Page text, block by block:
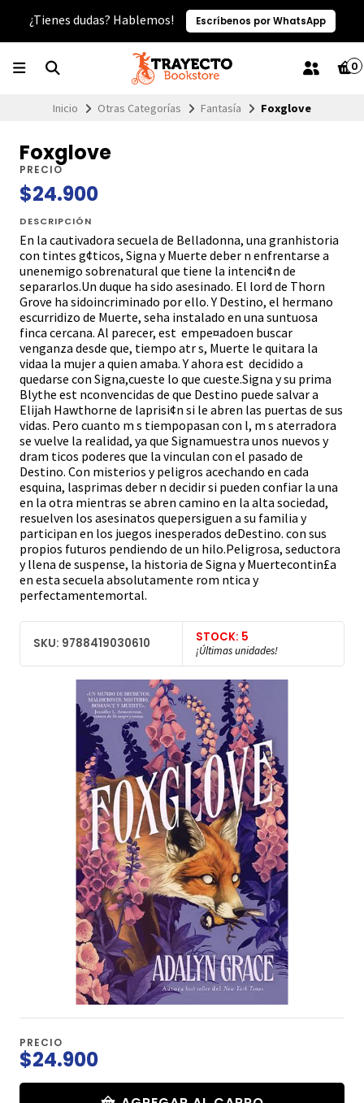
¿Tienes dudas? Hablemos! Escríbenos por WhatsApp
0
Inicio Otras Categorías Fantasía Foxglove
Foxglove
PRECIO
$24.900
DESCRIPCIÓN
En la cautivadora secuela de Belladonna, una granhistoria
con tintes g¢ticos, Signa y Muerte deber n enfrentarse a
unenemigo sobrenatural que tiene la intenci¢n de
separarlos.Un duque ha sido asesinado. El lord de Thorn
Grove ha sidoincriminado por ello. Y Destino, el hermano
escurridizo de Muerte, seha instalado en una suntuosa
finca cercana. Al parecer, est empe¤adoen buscar
venganza desde que, tiempo atr s, Muerte le quitara la
vidaa la mujer a quien amaba. Y ahora est decidido a
quedarse con Signa,cueste lo que cueste.Signa y su prima
Blythe est nconvencidas de que Destino puede salvar a
Elijah Hawthorne de laprisi¢n si le abren las puertas de sus
vidas. Pero cuanto m s tiempopasan con l, m s aterradora
se vuelve la realidad, ya que Signamuestra unos nuevos y
dram ticos poderes que la vinculan con el pasado de
Destino. Con misterios y peligros acechando en cada
esquina, lasprimas deber n decidir si pueden confiar la una
en la otra mientras se abren camino en la alta sociedad,
resuelven los asesinatos quepersiguen a su familia y
participan en los juegos inesperados deDestino. con sus
propios futuros pendiendo de un hilo.Peligrosa, seductora
y llena de suspense, la historia de Signa y Muertecontin£a
en esta secuela absolutamente rom ntica y
perfectamentemortal.
SKU: 9788419030610 STOCK: 5
¡Últimas unidades!
PRECIO
$24.900